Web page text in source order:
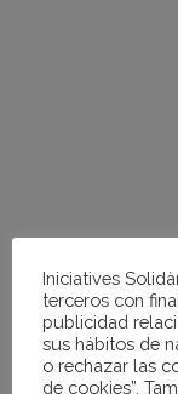
Iniciatives
terceros con
publicidad
sus hábitos de
o rechazar las
de cookies”.